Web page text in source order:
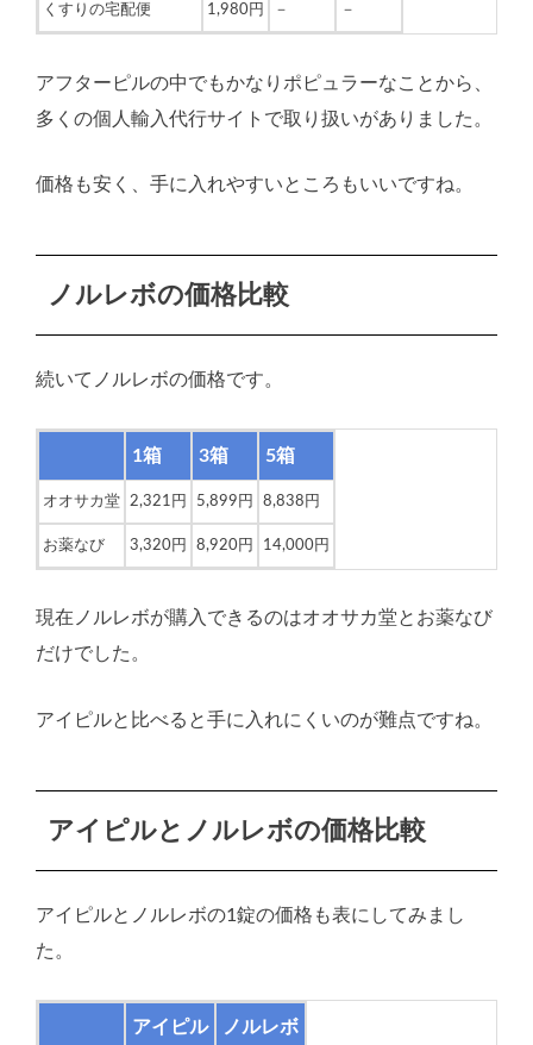
くすりの宅配便 1,980円 － －
アフターピルの中でもかなりポピュラーなことから、
多くの個人輸入代行サイトで取り扱いがありました。
価格も安く、手に入れやすいところもいいですね。
ノルレボの価格比較
続いてノルレボの価格です。
1箱 3箱 5箱
オオサカ堂 2,321円 5,899円 8,838円
お薬なび 3,320円 8,920円 14,000円
現在ノルレボが購入できるのはオオサカ堂とお薬なび
だけでした。
アイピルと比べると手に入れにくいのが難点ですね。
アイピルとノルレボの価格比較
アイピルとノルレボの1錠の価格も表にしてみまし
た。
アイピル ノルレボ